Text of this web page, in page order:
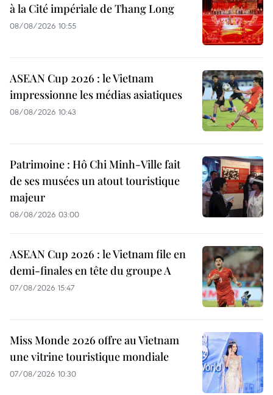
à la Cité impériale de Thang Long
08/08/2026 10:55
ASEAN Cup 2026 : le Vietnam
impressionne les médias asiatiques
08/08/2026 10:43
Patrimoine : Hô Chi Minh-Ville fait
de ses musées un atout touristique
majeur
08/08/2026 03:00
ASEAN Cup 2026 : le Vietnam file en
demi-finales en tête du groupe A
07/08/2026 15:47
Miss Monde 2026 offre au Vietnam
une vitrine touristique mondiale
07/08/2026 10:30